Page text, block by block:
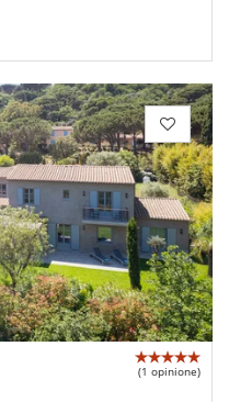
(1 opinione)